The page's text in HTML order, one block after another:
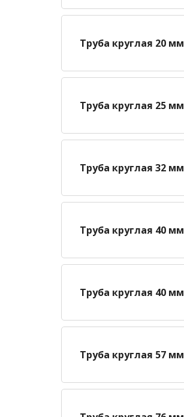
Труба круглая 20 мм
Труба круглая 25 мм
Труба круглая 32 мм
Труба круглая 40 мм
Труба круглая 40 мм
Труба круглая 57 мм